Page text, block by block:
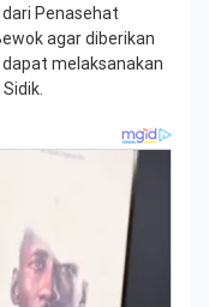
Penasehat
agar diberikan
melaksanakan